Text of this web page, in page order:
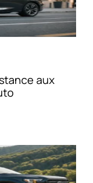
aux